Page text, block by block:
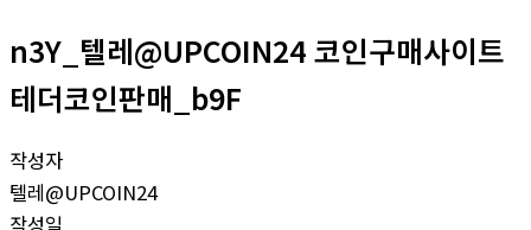
n3Y_텔레@UPCOIN24 코인구매사이트
테더코인판매_b9F
작성자
텔레@UPCOIN24
작성일